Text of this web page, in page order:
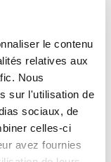
le contenu
relatives aux
Nous
sur l'utilisation de
sociaux, de
celles-ci
avez fournies
that
to understand
at a Glance
present selected
events that
These include
to deform
nano-